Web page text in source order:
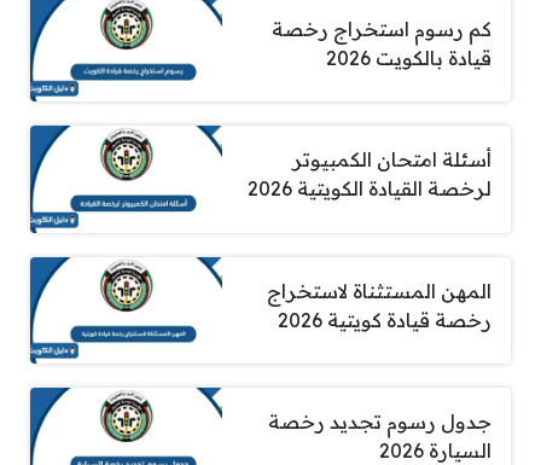
كم رسوم استخراج رخصة
قيادة بالكويت 2026
أسئلة امتحان الكمبيوتر
لرخصة القيادة الكويتية 2026
المهن المستثناة لاستخراج
رخصة قيادة كويتية 2026
جدول رسوم تجديد رخصة
السيارة 2026